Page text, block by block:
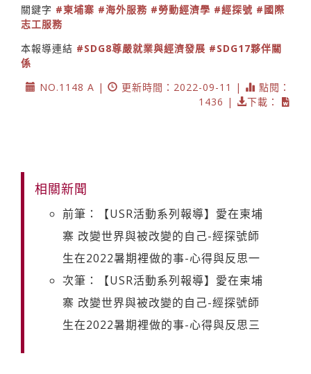
關鍵字 #柬埔寨 #海外服務 #勞動經濟學 #經探號 #國際
志工服務
本報導連結 #SDG8尊嚴就業與經濟發展 #SDG17夥伴關
係
NO.1148 A |
更新時間：2022-09-11 |
點閱：
1436 |
下載：
相關新聞
前筆：【USR活動系列報導】愛在柬埔
寨 改變世界與被改變的自己-經探號師
生在2022暑期裡做的事-心得與反思一
次筆：【USR活動系列報導】愛在柬埔
寨 改變世界與被改變的自己-經探號師
生在2022暑期裡做的事-心得與反思三